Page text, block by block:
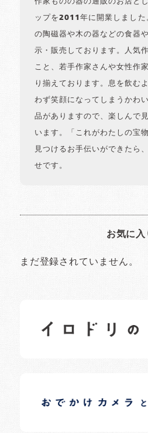
ップを2011年に開業しまし
の陶磁器や木の器などの食器
示・販売しております。人気
こと、若手作家さんや女性作
り揃えております。息を飲む
わず笑顔になってしまうかわ
品がありますので、楽しんで
います。「これがわたしの宝
見つけるお手伝いができたら
せです。
お気に入
まだ登録されていません。
日常の様子など随時更新中です。
日常の様子など随時更新中です。